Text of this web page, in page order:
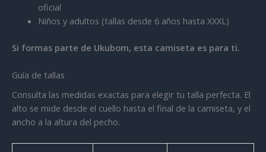
oficial
Niños y adultos (tallas desde 6 años hasta XXXL)
Si formas parte de Ukubom, esta camiseta es para ti.
Guía de tallas
Consulta las medidas exactas para elegir tu talla perfecta. El
alto se mide desde el cuello hasta el final de la camiseta, y el
ancho a la altura del pecho.